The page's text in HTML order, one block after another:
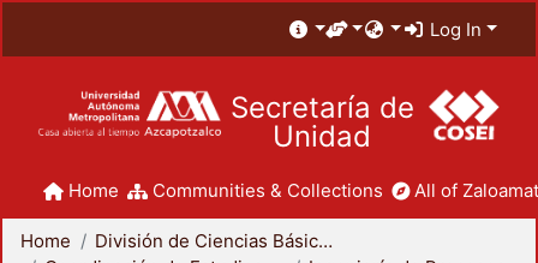
Log In
Secretaría de
Unidad
Home Communities & Collections All of
Home
División de Ciencias Básicas e Ingeniería